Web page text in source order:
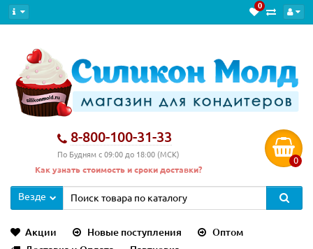
0
8-800-100-31-33
По Будням с 09:00 до 18:00 (МСК)
Как узнать стоимость и сроки доставки?
0
Везде
Акции Новые поступления
Оптом